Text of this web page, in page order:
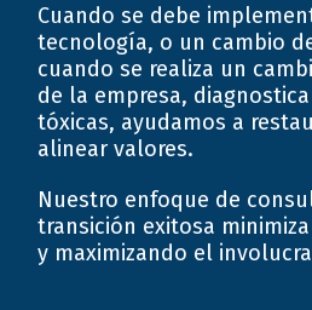
Cuando se debe
tecnología, o un cambio
cuando se realiza un
de la empresa,
tóxicas, ayudamos a
alinear valores.
Nuestro enfoque de
transición exitosa
y maximizando el